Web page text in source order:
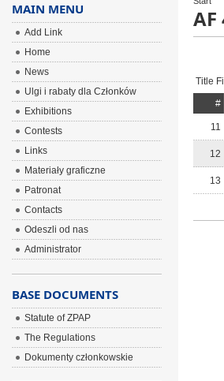
AF
Title
#
11
12
13
MAIN MENU
Add Link
Home
News
Ulgi i rabaty dla Członków
Exhibitions
Contests
Links
Materiały graficzne
Patronat
Contacts
Odeszli od nas
Administrator
BASE DOCUMENTS
Statute of ZPAP
The Regulations
Dokumenty członkowskie